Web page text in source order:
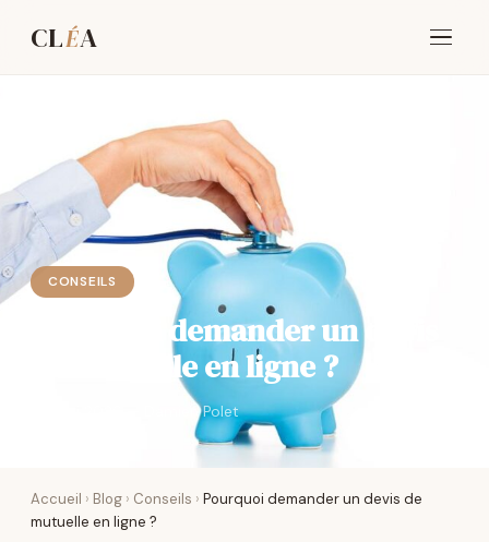
CLÉA
CONSEILS
Pourquoi demander un devis
de mutuelle en ligne ?
29 mai 2026 — Damien Polet
Accueil › Blog › Conseils › Pourquoi demander un devis de
mutuelle en ligne ?